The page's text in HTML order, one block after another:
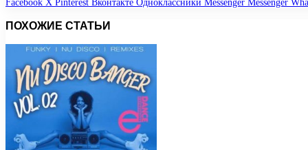
Facebook X Pinterest Вконтакте Одноклассники Messenger Messenger
ПОХОЖИЕ СТАТЬИ